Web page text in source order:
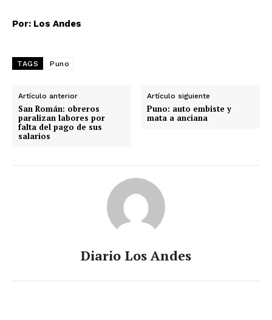
Por: Los Andes
TAGS Puno
Artículo anterior
San Román: obreros
paralizan labores por
falta del pago de sus
salarios
Artículo siguiente
Puno: auto embiste y
mata a anciana
Diario Los Andes